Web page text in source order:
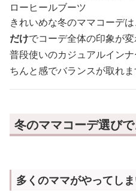
ローヒールブーツ
きれいめな冬のママコーデは
だけでコーデ全体の印象が変
普段使いのカジュアルイン
ちんと感でバランスが取れま
冬のママコーデ選び
多くのママがやってし